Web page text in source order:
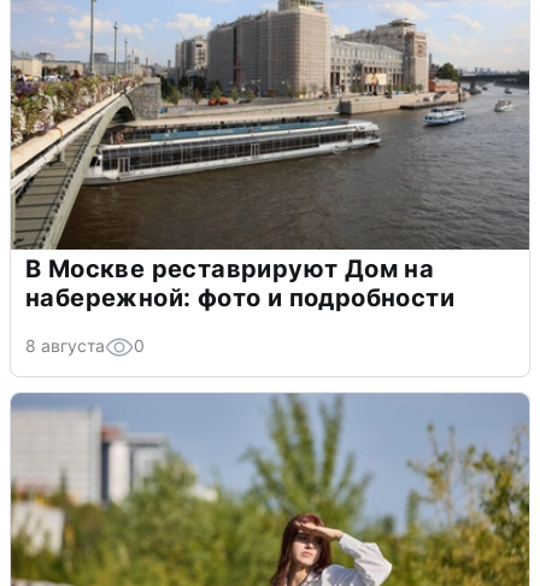
В Москве реставрируют Дом на
набережной: фото и подробности
8 августа 0